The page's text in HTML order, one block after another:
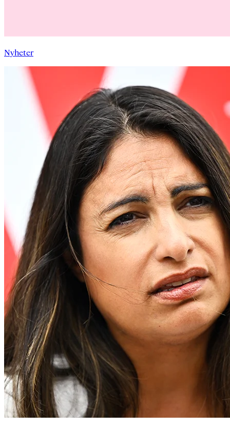
Nyheter